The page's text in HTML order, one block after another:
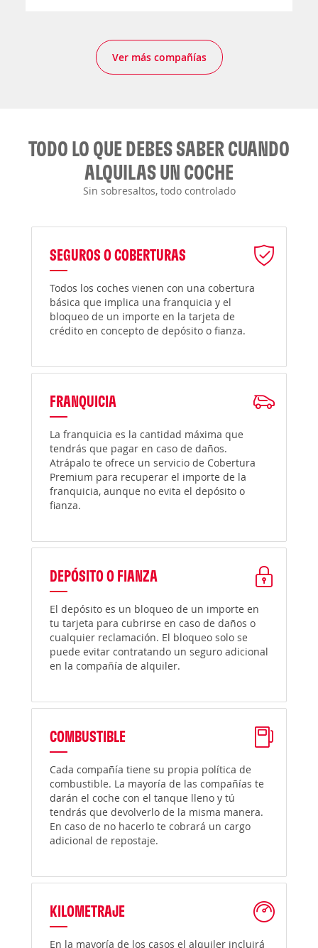
Ver más compañías
TODO LO QUE DEBES SABER CUANDO
ALQUILAS UN COCHE
Sin sobresaltos, todo controlado
SEGUROS O COBERTURAS
Todos los coches vienen con una cobertura
básica que implica una franquicia y el
bloqueo de un importe en la tarjeta de
crédito en concepto de depósito o fianza.
FRANQUICIA
La franquicia es la cantidad máxima que
tendrás que pagar en caso de daños.
Atrápalo te ofrece un servicio de Cobertura
Premium para recuperar el importe de la
franquicia, aunque no evita el depósito o
fianza.
DEPÓSITO O FIANZA
El depósito es un bloqueo de un importe en
tu tarjeta para cubrirse en caso de daños o
cualquier reclamación. El bloqueo solo se
puede evitar contratando un seguro adicional
en la compañía de alquiler.
COMBUSTIBLE
Cada compañía tiene su propia política de
combustible. La mayoría de las compañías te
darán el coche con el tanque lleno y tú
tendrás que devolverlo de la misma manera.
En caso de no hacerlo te cobrará un cargo
adicional de repostaje.
KILOMETRAJE
En la mayoría de los casos el alquiler incluirá